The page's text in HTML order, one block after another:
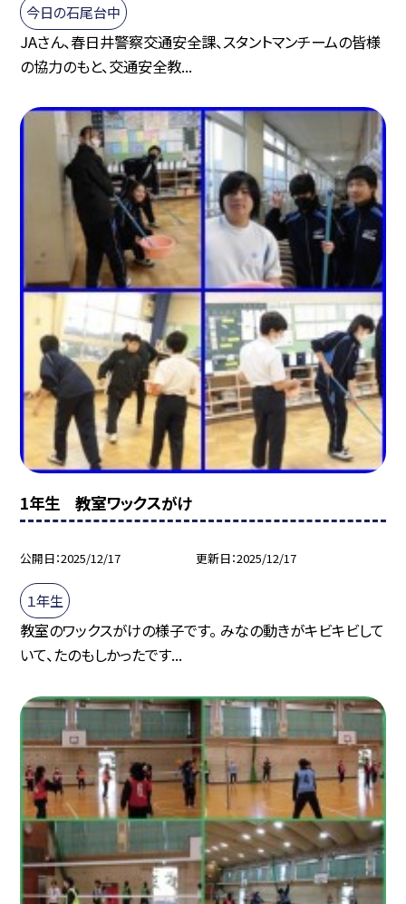
今日の石尾台中
JAさん、春日井警察交通安全課、スタントマンチームの皆様
の協力のもと、交通安全教...
1年生 教室ワックスがけ
公開日 2025/12/17 更新日 2025/12/17
１年生
教室のワックスがけの様子です。 みなの動きがキビキビして
いて、たのもしかったです...